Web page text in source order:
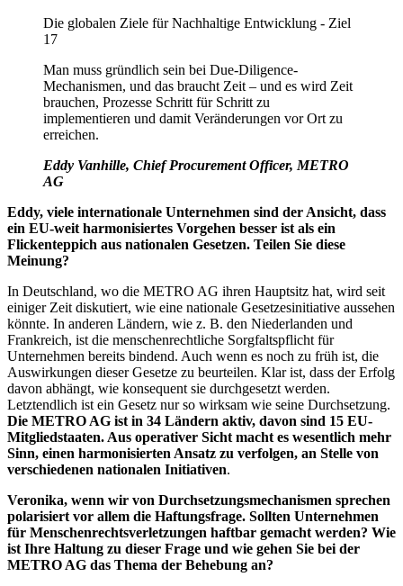
Die globalen Ziele für Nachhaltige Entwicklung - Ziel
17
Man muss gründlich sein bei Due-Diligence-
Mechanismen, und das braucht Zeit – und es wird Zeit
brauchen, Prozesse Schritt für Schritt zu
implementieren und damit Veränderungen vor Ort zu
erreichen.
Eddy Vanhille, Chief Procurement Officer, METRO
AG
Eddy, viele internationale Unternehmen sind der Ansicht, dass
ein EU-weit harmonisiertes Vorgehen besser ist als ein
Flickenteppich aus nationalen Gesetzen. Teilen Sie diese
Meinung?
In Deutschland, wo die METRO AG ihren Hauptsitz hat, wird seit
einiger Zeit diskutiert, wie eine nationale Gesetzesinitiative aussehen
könnte. In anderen Ländern, wie z. B. den Niederlanden und
Frankreich, ist die menschenrechtliche Sorgfaltspflicht für
Unternehmen bereits bindend. Auch wenn es noch zu früh ist, die
Auswirkungen dieser Gesetze zu beurteilen. Klar ist, dass der Erfolg
davon abhängt, wie konsequent sie durchgesetzt werden.
Letztendlich ist ein Gesetz nur so wirksam wie seine Durchsetzung.
Die METRO AG ist in 34 Ländern aktiv, davon sind 15 EU-
Mitgliedstaaten. Aus operativer Sicht macht es wesentlich mehr
Sinn, einen harmonisierten Ansatz zu verfolgen, an Stelle von
verschiedenen nationalen Initiativen.
Veronika, wenn wir von Durchsetzungsmechanismen sprechen
polarisiert vor allem die Haftungsfrage. Sollten Unternehmen
für Menschenrechtsverletzungen haftbar gemacht werden? Wie
ist Ihre Haltung zu dieser Frage und wie gehen Sie bei der
METRO AG das Thema der Behebung an?